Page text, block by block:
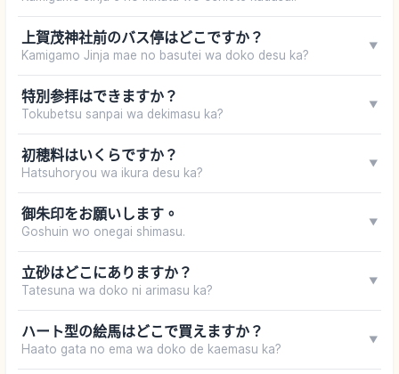
上賀茂神社前のバス停はどこですか？
Kamigamo Jinja mae no basutei wa doko desu ka?
▼
特別参拝はできますか？
Tokubetsu sanpai wa dekimasu ka?
▼
初穂料はいくらですか？
Hatsuhoryou wa ikura desu ka?
▼
御朱印をお願いします。
Goshuin wo onegai shimasu.
▼
立砂はどこにありますか？
Tatesuna wa doko ni arimasu ka?
▼
ハート型の絵馬はどこで買えますか？
Haato gata no ema wa doko de kaemasu ka?
▼